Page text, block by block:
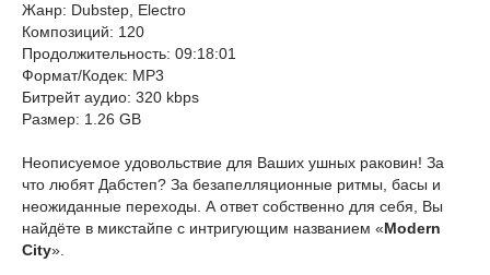
Жанр: Dubstep, Electro
Композиций: 120
Продолжительность: 09:18:01
Формат/Кодек: MP3
Битрейт аудио: 320 kbps
Размер: 1.26 GB
Неописуемое удовольствие для Ваших ушных раковин! За
что любят Дабстеп? За безапелляционные ритмы, басы и
неожиданные переходы. А ответ собственно для себя, Вы
найдёте в микстайпе с интригующим названием «Modern
City».